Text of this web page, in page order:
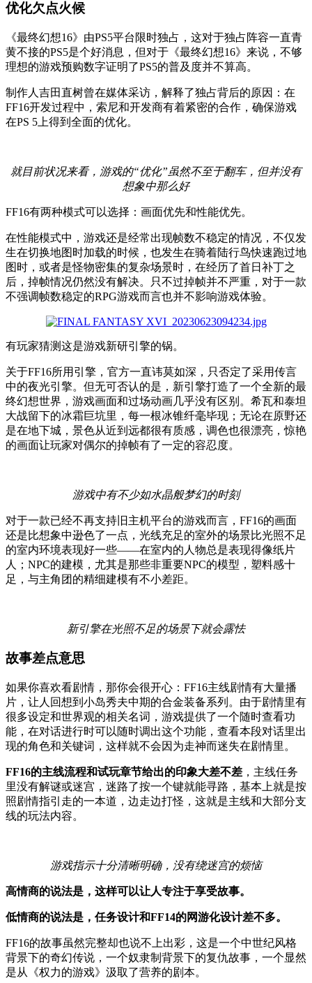
优化欠点火候
《最终幻想16》由PS5平台限时独占，这对于独占阵容一直青
黄不接的PS5是个好消息，但对于《最终幻想16》来说，不够
理想的游戏预购数字证明了PS5的普及度并不算高。
制作人吉田直树曾在媒体采访，解释了独占背后的原因：在
FF16开发过程中，索尼和开发商有着紧密的合作，确保游戏
在PS 5上得到全面的优化。
就目前状况来看，游戏的“优化”虽然不至于翻车，但并没有
想象中那么好
FF16有两种模式可以选择：画面优先和性能优先。
在性能模式中，游戏还是经常出现帧数不稳定的情况，不仅发
生在切换地图时加载的时候，也发生在骑着陆行鸟快速跑过地
图时，或者是怪物密集的复杂场景时，在经历了首日补丁之
后，掉帧情况仍然没有解决。只不过掉帧并不严重，对于一款
不强调帧数稳定的RPG游戏而言也并不影响游戏体验。
有玩家猜测这是游戏新研引擎的锅。
关于FF16所用引擎，官方一直讳莫如深，只否定了采用传言
中的夜光引擎。但无可否认的是，新引擎打造了一个全新的最
终幻想世界，游戏画面和过场动画几乎没有区别。希瓦和泰坦
大战留下的冰霜巨坑里，每一根冰锥纤毫毕现；无论在原野还
是在地下城，景色从近到远都很有质感，调色也很漂亮，惊艳
的画面让玩家对偶尔的掉帧有了一定的容忍度。
游戏中有不少如水晶般梦幻的时刻
对于一款已经不再支持旧主机平台的游戏而言，FF16的画面
还是比想象中逊色了一点，光线充足的室外的场景比光照不足
的室内环境表现好一些——在室内的人物总是表现得像纸片
人；NPC的建模，尤其是那些非重要NPC的模型，塑料感十
足，与主角团的精细建模有不小差距。
新引擎在光照不足的场景下就会露怯
故事差点意思
如果你喜欢看剧情，那你会很开心：FF16主线剧情有大量播
片，让人回想到小岛秀夫中期的合金装备系列。由于剧情里有
很多设定和世界观的相关名词，游戏提供了一个随时查看功
能，在对话进行时可以随时调出这个功能，查看本段对话里出
现的角色和关键词，这样就不会因为走神而迷失在剧情里。
FF16的主线流程和试玩章节给出的印象大差不差 ，主线任务
里没有解谜或迷宫，迷路了按一个键就能寻路，基本上就是按
照剧情指引走的一本道，边走边打怪，这就是主线和大部分支
线的玩法内容。
游戏指示十分清晰明确，没有绕迷宫的烦恼
高情商的说法是，这样可以让人专注于享受故事。
低情商的说法是，任务设计和FF14的网游化设计差不多。
FF16的故事虽然完整却也说不上出彩，这是一个中世纪风格
背景下的奇幻传说，一个奴隶制背景下的复仇故事，一个显然
是从《权力的游戏》汲取了营养的剧本。